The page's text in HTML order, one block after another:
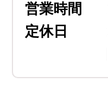
営業時間
定休日